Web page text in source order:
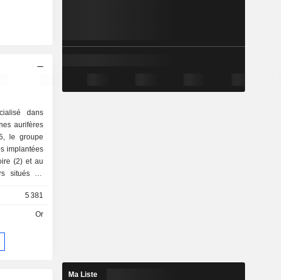
dans
aurifères
implantées
(2) et au
situés au
5 381
Or
Ma Liste